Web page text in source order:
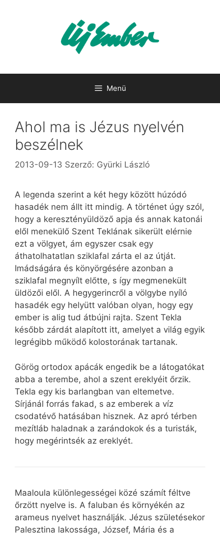
Menü
Ahol ma is Jézus nyelvén
beszélnek
2013-09-13 Szerző: Gyürki László
A legenda szerint a két hegy között húzódó
hasadék nem állt itt mindig. A történet úgy szól,
hogy a keresztényüldöző apja és annak katonái
elől menekülő Szent Teklának sikerült elérnie
ezt a völgyet, ám egyszer csak egy
áthatolhatatlan sziklafal zárta el az útját.
Imádságára és könyörgésére azonban a
sziklafal megnyílt előtte, s így megmenekült
üldözői elől. A hegygerincről a völgybe nyíló
hasadék egy helyütt valóban olyan, hogy egy
ember is alig tud átbújni rajta. Szent Tekla
később zárdát alapított itt, amelyet a világ egyik
legrégibb működő kolostorának tartanak.
Görög ortodox apácák engedik be a látogatókat
abba a terembe, ahol a szent ereklyéit őrzik.
Tekla egy kis barlangban van eltemetve.
Sírjánál forrás fakad, s az emberek a víz
csodatévő hatásában hisznek. Az apró térben
mezítláb haladnak a zarándokok és a turisták,
hogy megérintsék az ereklyét.
Maaloula különlegességei közé számít féltve
őrzött nyelve is. A faluban és környékén az
arameus nyelvet használják. Jézus születésekor
Palesztina lakossága, József, Mária és a